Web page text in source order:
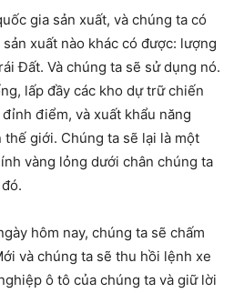
gia sản xuất, và chúng ta có
xuất nào khác có được: lượng
Đất. Và chúng ta sẽ sử dụng nó.
lấp đầy các kho dự trữ chiến
điểm, và xuất khẩu năng
giới. Chúng ta sẽ lại là một
vàng lỏng dưới chân chúng ta
hôm nay, chúng ta sẽ chấm
và chúng ta sẽ thu hồi lệnh xe
ô tô của chúng ta và giữ lời